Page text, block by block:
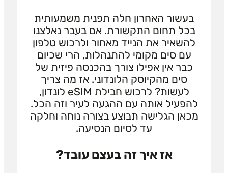
בעשור האחרון חלה תפנית משמעותית
בכל תחום התקשורת. אם בעבר נאלצנו
להשאיר את הנייד מאחור ולרכוש טלפון
עם סים מקומי להתנהלות, הרי שכיום
כבר אין אפילו צורך בהכנסה פיזית של
סים מהקיוסק הלונדוני. אז מה צריך
לעשות? לרכוש חבילת eSIM לונדון,
להפעיל אותה עם ההגעה לעיר וזה הכל.
מכאן הגלישה תבוצע בצורה נוחה וחלקה
עד לסיום הנסיעה.
אז איך זה בעצם עובד?